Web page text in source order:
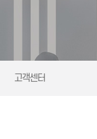
고객센터